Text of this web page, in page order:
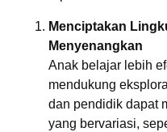
Menciptakan
Menyenangkan
Anak belajar lebih
mendukung
dan pendidik dapat
yang bervariasi,